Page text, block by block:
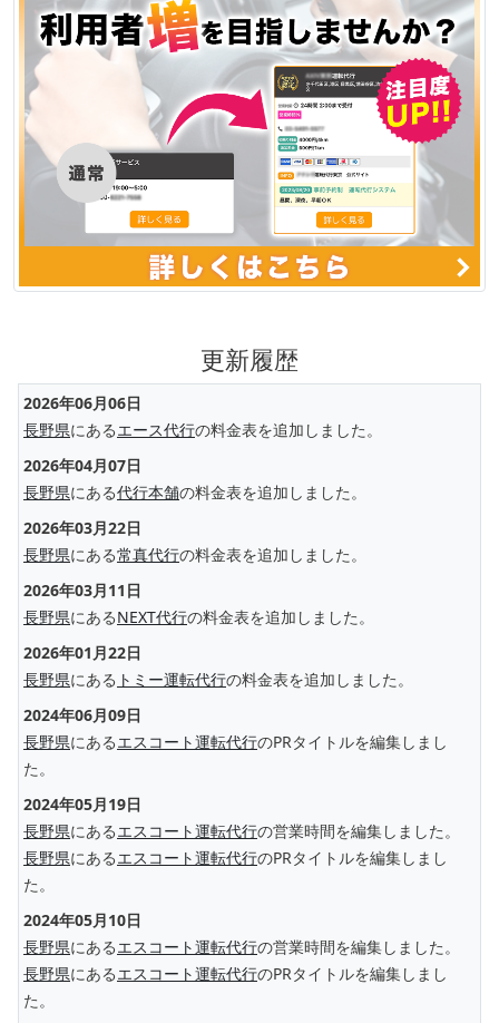
更新履歴
2026年06月06日
長野県にあるエース代行の料金表を追加しました。
2026年04月07日
長野県にある代行本舗の料金表を追加しました。
2026年03月22日
長野県にある常真代行の料金表を追加しました。
2026年03月11日
長野県にあるNEXT代行の料金表を追加しました。
2026年01月22日
長野県にある トミー運転代行の料金表を追加しました。
2024年06月09日
長野県にあるエスコート運転代行のPRタイトルを編集しまし
た。
2024年05月19日
長野県にあるエスコート運転代行の営業時間を編集しました。
長野県にあるエスコート運転代行のPRタイトルを編集しまし
た。
2024年05月10日
長野県にあるエスコート運転代行の営業時間を編集しました。
長野県にあるエスコート運転代行のPRタイトルを編集しまし
た。